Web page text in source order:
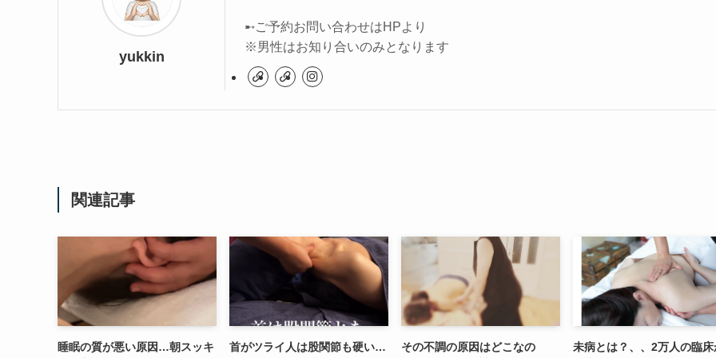
yukkin
➸ご予約お問い合わせはHPより
※男性はお知り合いのみとなります
関連記事
睡眠の質が悪い原因…朝スッキ
首がツライ人は股関節も硬い…
その不調の原因はどこなの
未病とは？、、2万人の臨床